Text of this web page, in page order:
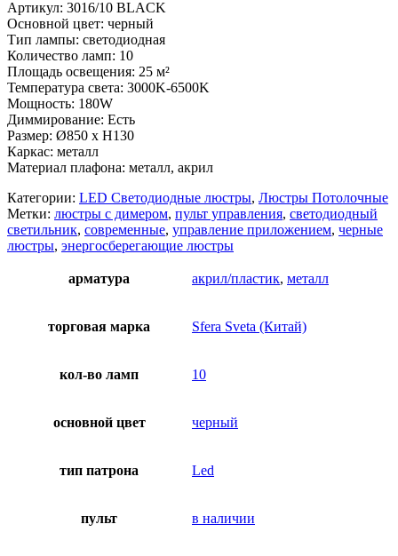
Артикул: 3016/10 BLACK
Основной цвет: черный
Тип лампы: светодиодная
Количество ламп: 10
Площадь освещения: 25 м²
Температура света: 3000K-6500K
Мощность: 180W
Диммирование: Есть
Размер: Ø850 x H130
Каркас: металл
Материал плафона: металл, акрил
Категории: LED Светодиодные люстры, Люстры Потолочные
Метки: люстры с димером, пульт управления, светодиодный
светильник, современные, управление приложением, черные
люстры, энергосберегающие люстры
арматура акрил/пластик, металл
торговая марка Sfera Sveta (Китай)
кол-во ламп 10
основной цвет черный
тип патрона Led
пульт в наличии